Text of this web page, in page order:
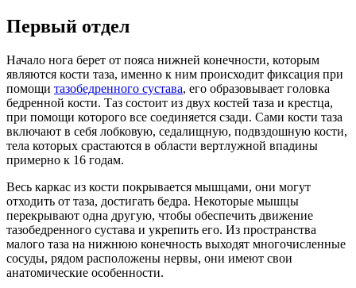
Первый отдел
Начало нога берет от пояса нижней конечности, которым
являются кости таза, именно к ним происходит фиксация при
помощи тазобедренного сустава, его образовывает головка
бедренной кости. Таз состоит из двух костей таза и крестца,
при помощи которого все соединяется сзади. Сами кости таза
включают в себя лобковую, седалищную, подвздошную кости,
тела которых срастаются в области вертлужной впадины
примерно к 16 годам.
Весь каркас из кости покрывается мышцами, они могут
отходить от таза, достигать бедра. Некоторые мышцы
перекрывают одна другую, чтобы обеспечить движение
тазобедренного сустава и укрепить его. Из пространства
малого таза на нижнюю конечность выходят многочисленные
сосуды, рядом расположены нервы, они имеют свои
анатомические особенности.